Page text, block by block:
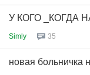
У КОГО _КОГДА
Simly 35
новая больничка